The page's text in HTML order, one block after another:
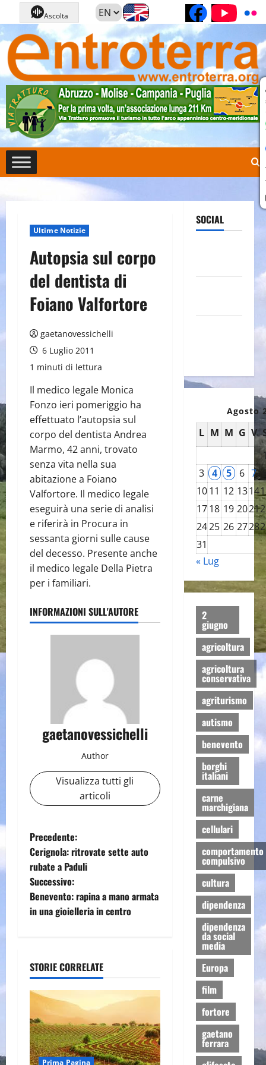
al
contenuto
Pagina
Ultime Notizie
Autopsia sul corpo
del dentista di
Foiano Valfortore
gaetanovessichelli
6 Luglio 2011
1 minuti di lettura
Il medico legale Monica
Fonzo ieri pomeriggio ha
effettuato l’autopsia sul
corpo del dentista Andrea
Marmo, 42 anni, trovato
senza vita nella sua
abitazione a Foiano
Valfortore. Il medico legale
eseguirà una serie di analisi
e riferirà in Procura in
sessanta giorni sulle cause
del decesso. Presente anche
il medico legale Della Pietra
per i familiari.
INFORMAZIONI SULL'AUTORE
gaetanovessichelli
Author
Visualizza tutti gli
articoli
N
a
v
i
a
z
i
o
Precedente:
Cerignola: ritrovate sette auto
rubate a Paduli
Successivo:
Benevento: rapina a mano armata
in una gioielleria in centro
STORIE CORRELATE
Prima Pagina
SOCIAL
Agosto
L M M G V
3 4 5 6 7
10 11 12 1314
17 18 19 2021
2425 26 2728
31
« Lug
2
giugno
agricoltura
agricoltura
conservativa
agriturismo
autismo
benevento
borghi
italiani
carne
marchigiana
cellulari
comportamento
compulsivo
cultura
dipendenza
dipendenza
da social
media
Europa
film
fortore
gaetano
ferrara
Ascolta